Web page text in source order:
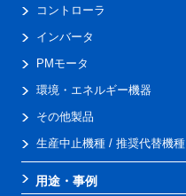
コントローラ
インバータ
PMモータ
環境・エネルギー機器
その他製品
生産中止機種 / 推奨代替機種
用途・事例